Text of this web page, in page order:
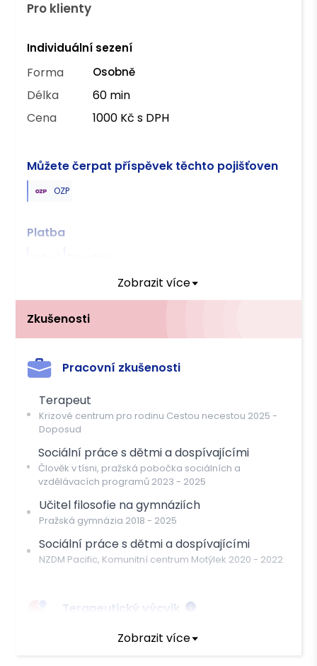
Pro klienty
Individuální sezení
Forma Osobně
Délka
60 min
Cena
1000 Kč s DPH
Můžete čerpat příspěvek těchto pojišťoven
OZP
Platba
Zobrazit více
Zkušenosti
Pracovní zkušenosti
Terapeut
Krizové centrum pro rodinu Cestou necestou 2025 -
Doposud
Sociální práce s dětmi a dospívajícími
Člověk v tísni, pražská pobočka sociálních a
vzdělávacích programů 2023 - 2025
Učitel filosofie na gymnáziích
Pražská gymnázia 2018 - 2025
Sociální práce s dětmi a dospívajícími
NZDM Pacific, Komunitní centrum Motýlek 2020 - 2022
Terapeutický výcvik
Daseinsanalytický psychoterapeutický
Zobrazit více